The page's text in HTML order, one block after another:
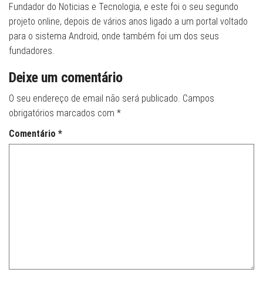
Fundador do Noticias e Tecnologia, e este foi o seu segundo
projeto online, depois de vários anos ligado a um portal voltado
para o sistema Android, onde também foi um dos seus
fundadores.
Deixe um comentário
O seu endereço de email não será publicado. Campos
obrigatórios marcados com *
Comentário *